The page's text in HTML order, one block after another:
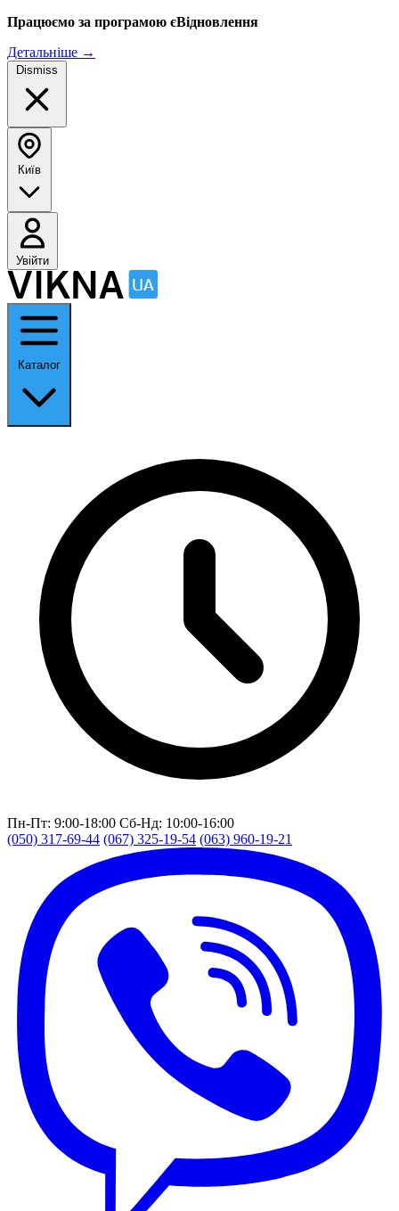
Працюємо за програмою єВідновлення
Детальніше →
Dismiss
Київ
Увійти
Каталог
Пн-Пт: 9:00-18:00 Сб-Нд: 10:00-16:00
(050) 317-69-44 (067) 325-19-54 (063) 960-19-21